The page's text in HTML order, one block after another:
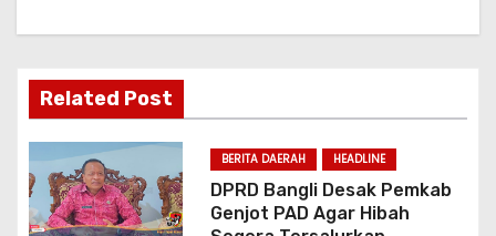
p
o
sRelated Post
BERITA DAERAH HEADLINE
DPRD Bangli Desak Pemkab
Genjot PAD Agar Hibah